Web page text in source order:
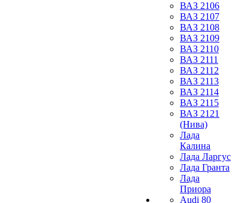
ВАЗ 2106
ВАЗ 2107
ВАЗ 2108
ВАЗ 2109
ВАЗ 2110
ВАЗ 2111
ВАЗ 2112
ВАЗ 2113
ВАЗ 2114
ВАЗ 2115
ВАЗ 2121
(Нива)
Лада
Калина
Лада Ларгус
Лада Гранта
Лада
Приора
Audi 80